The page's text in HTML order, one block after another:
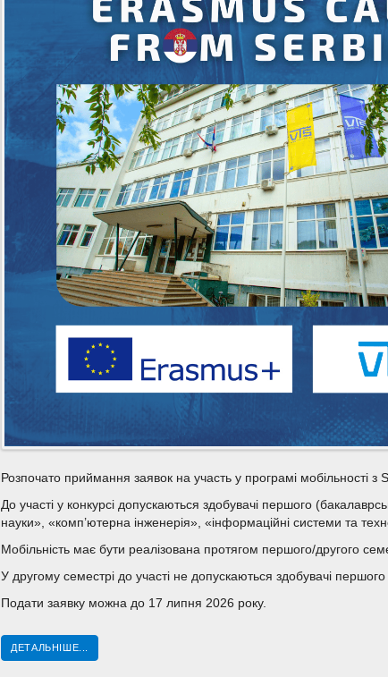
Розпочато приймання заявок на участь у програмі мобільності
До участі у конкурсі допускаються здобувачі першого
науки», «комп’ютерна інженерія», «інформаційні системи та
Мобільність має бути реалізована протягом першого/другого
У другому семестрі до участі не допускаються здобувачі
Подати заявку можна до 17 липня 2026 року.
ДЕТАЛЬНІШЕ...